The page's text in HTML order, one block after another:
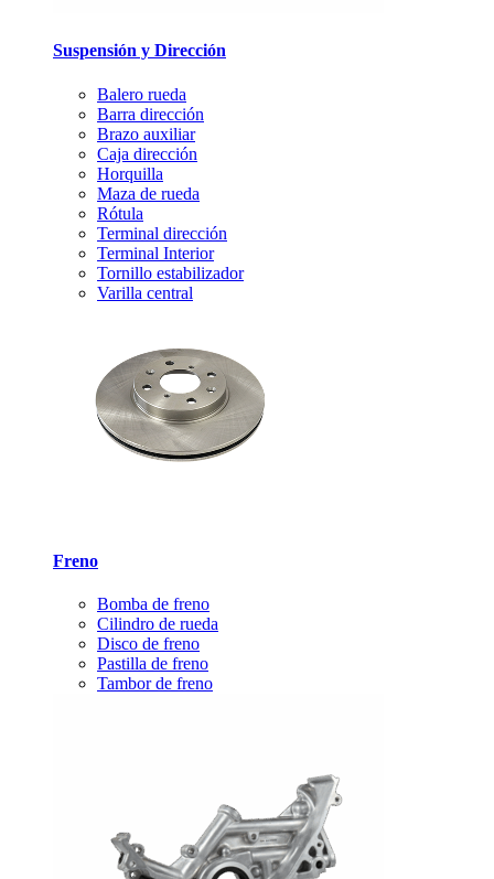
Suspensión y Dirección
Balero rueda
Barra dirección
Brazo auxiliar
Caja dirección
Horquilla
Maza de rueda
Rótula
Terminal dirección
Terminal Interior
Tornillo estabilizador
Varilla central
Freno
Bomba de freno
Cilindro de rueda
Disco de freno
Pastilla de freno
Tambor de freno